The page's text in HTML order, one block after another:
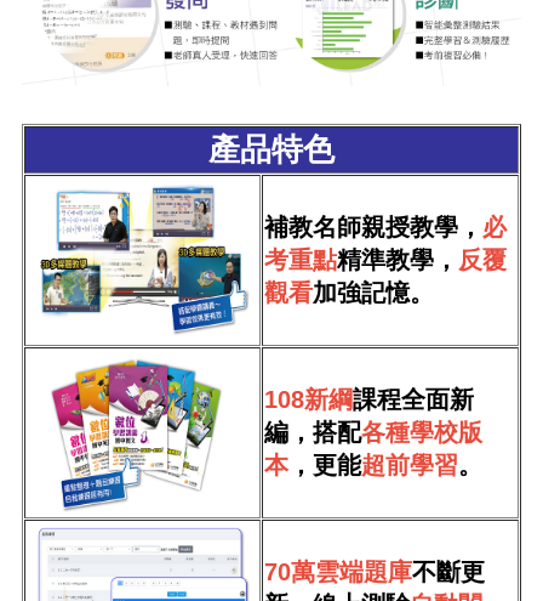
產品特色
補教名師親授教學， 必
考重點精準教學， 反覆
觀看加強記憶。
108新綱課程全面新
編，搭配各種學校版
本，更能超前學習。
70萬雲端題庫不斷更